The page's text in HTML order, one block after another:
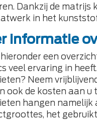
Dankzij de matrijs
in het
informatie
een
veel ervaring in
Neem
ook de kosten aan u
hangen namelijk
het